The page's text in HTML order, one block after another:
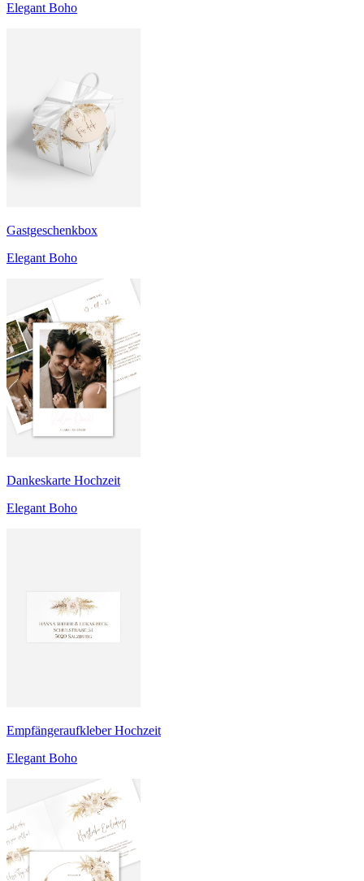
Elegant Boho
Gastgeschenkbox
Elegant Boho
Dankeskarte Hochzeit
Elegant Boho
Empfängeraufkleber Hochzeit
Elegant Boho